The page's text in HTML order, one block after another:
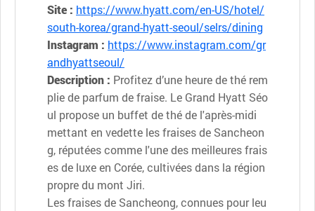
Site : https://www.hyatt.com/en-US/hotel/
south-korea/grand-hyatt-seoul/selrs/dining
Instagram : https://www.instagram.com/gr
andhyattseoul/
Description : Profitez d’une heure de thé rem
plie de parfum de fraise. Le Grand Hyatt Séo
ul propose un buffet de thé de l'après-midi
mettant en vedette les fraises de Sancheon
g, réputées comme l'une des meilleures frais
es de luxe en Corée, cultivées dans la région
propre du mont Jiri.
Les fraises de Sancheong, connues pour leu